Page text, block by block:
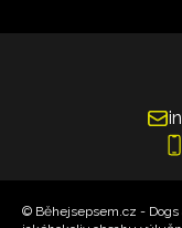
© Běhejsepsem.cz - Dogs